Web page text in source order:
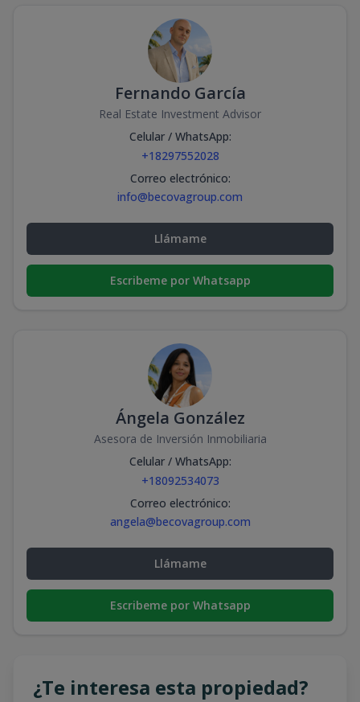
Fernando García
Real Estate Investment Advisor
Celular / WhatsApp:
+18297552028
Correo electrónico:
info@becovagroup.com
Llámame
Escribeme por Whatsapp
Ángela González
Asesora de Inversión Inmobiliaria
Celular / WhatsApp:
+18092534073
Correo electrónico:
angela@becovagroup.com
Llámame
Escribeme por Whatsapp
¿Te interesa esta propiedad?